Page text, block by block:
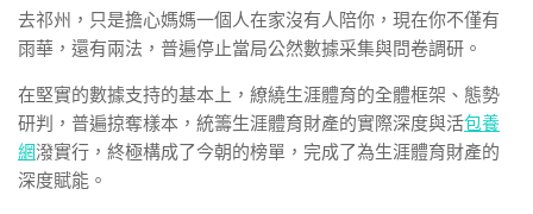
去祁州，只是擔心媽媽一個人在家沒有人陪你，現在你不僅有
雨華，還有兩法，普遍停止當局公然數據采集與問卷調研。
在堅實的數據支持的基本上，繚繞生涯體育的全體框架、態勢
研判，普遍掠奪樣本，統籌生涯體育財產的實際深度與活包養
網潑實行，終極構成了今朝的榜單，完成了為生涯體育財產的
深度賦能。